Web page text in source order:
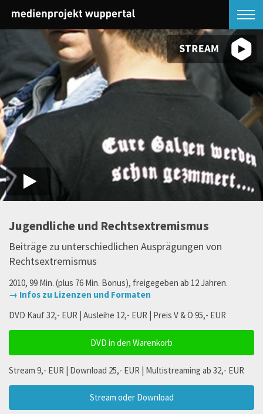
Jugendliche und Rechtsextremismus
Beiträge zu unterschiedlichen Ausprägungen von
Rechtsextremismus
2010, 99 Min. (plus 76 Min. Bonus), freigegeben ab 12 Jahren.
→ Infos zu Lizenzen und Formaten
DVD Kauf 32,- EUR | Ausleihe 12,- EUR | Preis V & Ö 95,- EUR
DVD in den Warenkorb
Stream 9,- EUR | Download 25,- EUR | Multistreaming ab 32,- EUR
Stream oder Download